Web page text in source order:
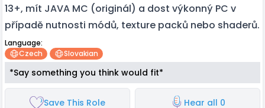
13+, mít JAVA MC (originál) a dost výkonný PC v
případě nutnosti módů, texture packů nebo shaderů.
Language:
Czech
Slovakian
*Say something you think would fit*
Save This Role Hear all 0